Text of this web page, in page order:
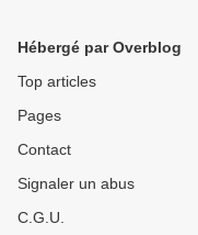
Hébergé par Overblog
Top articles
Pages
Contact
Signaler un abus
C.G.U.